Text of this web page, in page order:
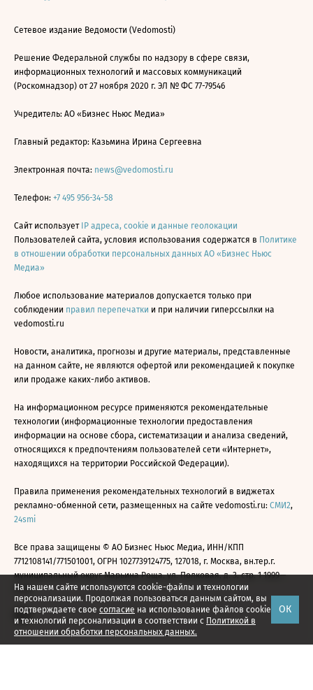
На нашем сайте используются cookie-файлы и технологии
персонализации. Продолжая пользоваться данным сайтом, вы
подтверждаете свое согласие на использование файлов cookie
и технологий персонализации в соответствии с Политикой в
отношении обработки персональных данных.
ОК
Сетевое издание Ведомости (Vedomosti)
Решение Федеральной службы по надзору в сфере связи,
информационных технологий и массовых коммуникаций
(Роскомнадзор) от 27 ноября 2020 г. ЭЛ № ФС 77-79546
Учредитель: АО «Бизнес Ньюс Медиа»
Главный редактор: Казьмина Ирина Сергеевна
Электронная почта: news@vedomosti.ru
Телефон: +7 495 956-34-58
Сайт использует IP адреса, cookie и данные геолокации
Пользователей сайта, условия использования содержатся в Политике
в отношении обработки персональных данных АО «Бизнес Ньюс
Медиа»
Любое использование материалов допускается только при
соблюдении правил перепечатки и при наличии гиперссылки на
vedomosti.ru
Новости, аналитика, прогнозы и другие материалы, представленные
на данном сайте, не являются офертой или рекомендацией к покупке
или продаже каких-либо активов.
На информационном ресурсе применяются рекомендательные
технологии (информационные технологии предоставления
информации на основе сбора, систематизации и анализа сведений,
относящихся к предпочтениям пользователей сети «Интернет»,
находящихся на территории Российской Федерации).
Правила применения рекомендательных технологий в виджетах
рекламно-обменной сети, размещенных на сайте vedomosti.ru: СМИ2,
24smi
Все права защищены © АО Бизнес Ньюс Медиа, ИНН/КПП
7712108141/771501001, ОГРН 1027739124775, 127018, г. Москва, вн.тер.г.
муниципальный округ Марьина Роща, ул. Полковая, д. 3, стр. 1 1999—
2026